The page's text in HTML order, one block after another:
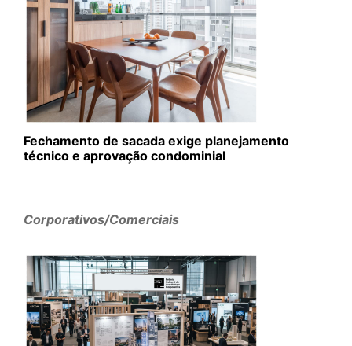
Fechamento de sacada exige planejamento
técnico e aprovação condominial
Corporativos/Comerciais